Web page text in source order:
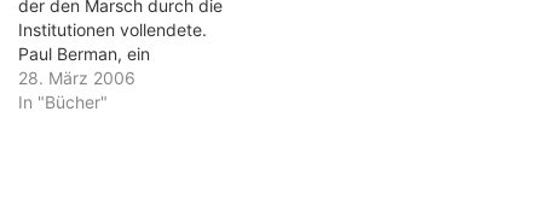
der Gegenwart zu all
diesen Ländern sind
zudem eine feine…
der den Marsch durch die
Institutionen vollendete.
Paul Berman, ein
amerikanischer
Intellektueller, hat die
28. März 2006
In "Bücher"